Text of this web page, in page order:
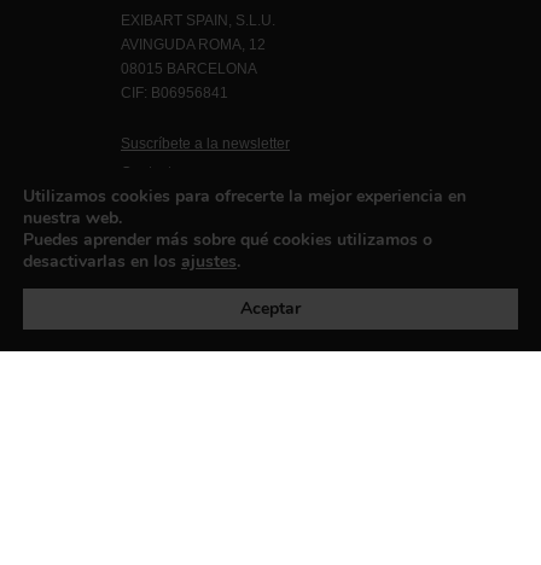
EXIBART SPAIN, S.L.U.
AVINGUDA ROMA, 12
08015 BARCELONA
CIF: B06956841
Suscríbete a la newsletter
Contacto
Política de privacidad
development byInfmedia
Utilizamos cookies para ofrecerte la mejor experiencia en
nuestra web.
Puedes aprender más sobre qué cookies utilizamos o
desactivarlas en los ajustes.
Aceptar